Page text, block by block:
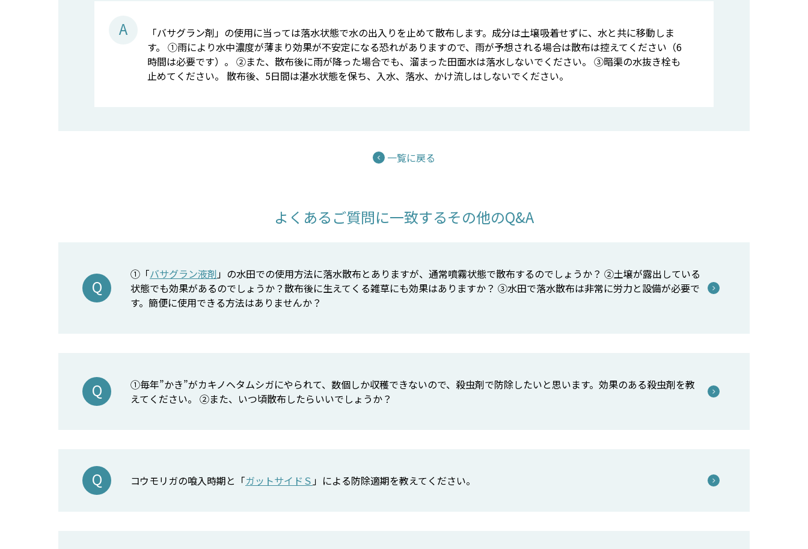
「バサグラン剤」の使用に当っては落水状態で水の出入りを止めて散布します。成分は土壌吸着せずに、水と共に移動しま
す。 ①雨により水中濃度が薄まり効果が不安定になる恐れがありますので、雨が予想される場合は散布は控えてください（6
時間は必要です）。 ②また、散布後に雨が降った場合でも、溜まった田面水は落水しないでください。 ③暗渠の水抜き栓も
止めてください。 散布後、5日間は湛水状態を保ち、入水、落水、かけ流しはしないでください。
一覧に戻る
よくあるご質問に一致するその他のQ&A
①「バサグラン液剤」の水田での使用方法に落水散布とありますが、通常噴霧状態で散布するのでしょうか？ ②土壌が露出している
状態でも効果があるのでしょうか？散布後に生えてくる雑草にも効果はありますか？ ③水田で落水散布は非常に労力と設備が必要で
す。簡便に使用できる方法はありませんか？
①毎年”かき”がカキノヘタムシガにやられて、数個しか収穫できないので、殺虫剤で防除したいと思います。効果のある殺虫剤を教
えてください。 ②また、いつ頃散布したらいいでしょうか？
コウモリガの喰入時期と「ガットサイドＳ」による防除適期を教えてください。